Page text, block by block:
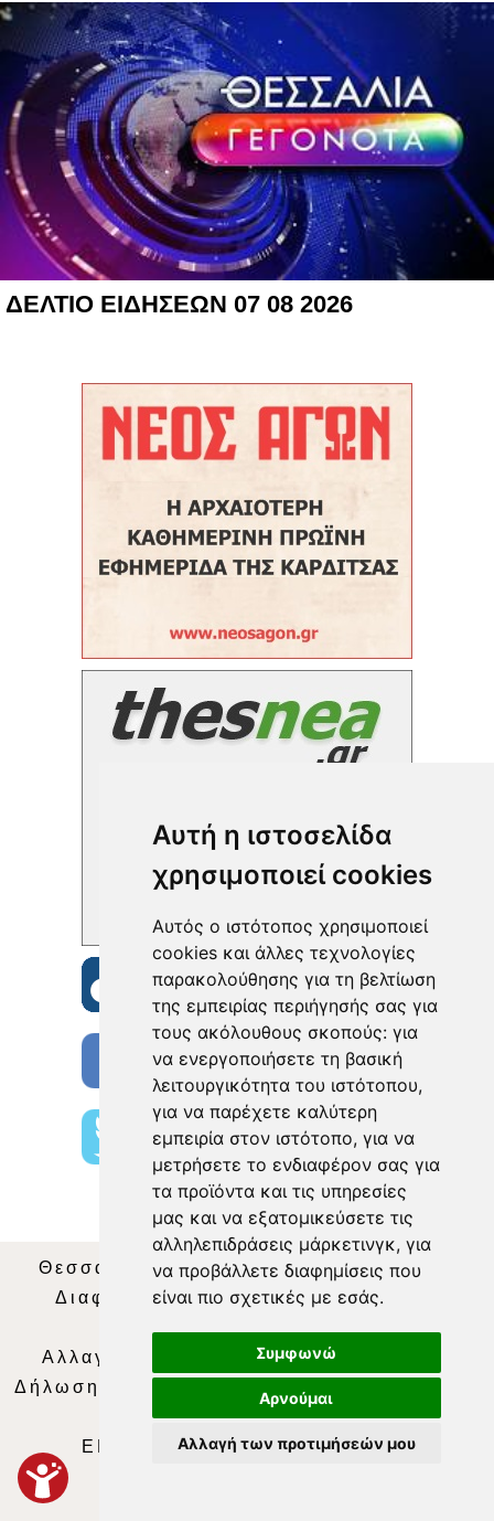
Αυτή η ιστοσελίδα
χρησιμοποιεί cookies
Αυτός ο ιστότοπος χρησιμοποιεί
cookies και άλλες τεχνολογίες
παρακολούθησης για τη βελτίωση
της εμπειρίας περιήγησής σας για
τους ακόλουθους σκοπούς: για
να ενεργοποιήσετε τη βασική
λειτουργικότητα του ιστότοπου,
για να παρέχετε καλύτερη
εμπειρία στον ιστότοπο, για να
μετρήσετε το ενδιαφέρον σας για
τα προϊόντα και τις υπηρεσίες
μας και να εξατομικεύσετε τις
αλληλεπιδράσεις μάρκετινγκ, για
να προβάλλετε διαφημίσεις που
είναι πιο σχετικές με εσάς.
Συμφωνώ
Αρνούμαι
Αλλαγή των προτιμήσεών μου
ΔΕΛΤΙΟ ΕΙΔΗΣΕΩΝ 07 08 2026
Θεσσαλία Τηλεόραση|SNG Services
Διαφήμιση|Όροι Χρήσης |Δήλωση
Αλλαγή Προτιμήσεων για τα Cookies
Δήλωση συμμόρφωσης με τη σύσταση (ΕΕ)
2018/334|Ταυτότητα
ΕΝΗΜΕΡΩΣΗ|WEB TV|LIVE